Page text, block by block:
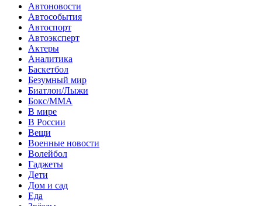
Автоновости
Автособытия
Автоспорт
Автоэксперт
Актеры
Аналитика
Баскетбол
Безумный мир
Биатлон/Лыжи
Бокс/MMA
В мире
В России
Вещи
Военные новости
Волейбол
Гаджеты
Дети
Дом и сад
Еда